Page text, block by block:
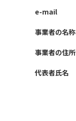
e-mail
事業者の名称
事業者の住所
代表者氏名